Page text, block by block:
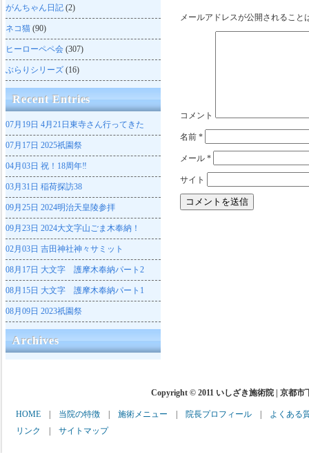
メールアドレスが公開されること
コメント
名前 *
メール *
サイト
がんちゃん日記 (2)
ネコ猫 (90)
ヒーローペペ会 (307)
ぶらりシリーズ (16)
Recent Entries
07月19日 4月21日東寺さん行ってきた
07月17日 2025祇園祭
04月03日 祝！18周年‼
03月31日 稲荷探訪38
09月25日 2024明治天皇陵参拝
09月23日 2024大文字山ごま木奉納！
02月03日 吉田神社神々サミット
08月17日 大文字 護摩木奉納パート2
08月15日 大文字 護摩木奉納パート1
08月09日 2023祇園祭
Archives
Copyright © 2011 いしざき施術院 | 京都
HOME 当院の特徴 施術メニュー 院長プロフィール
よくある
リンク
サイトマップ